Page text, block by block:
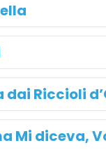
dai Riccioli
Mi diceva,